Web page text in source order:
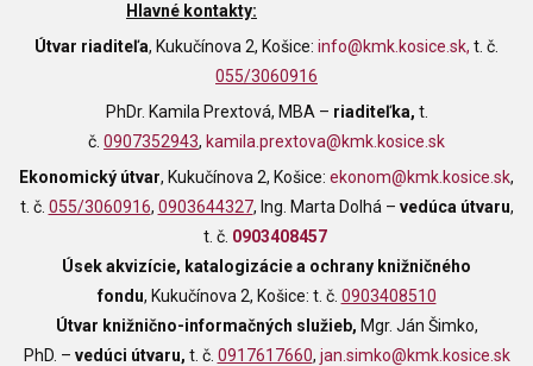
Hlavné kontakty:
Útvar riaditeľa, Kukučínova 2, Košice: info@kmk.kosice.sk, t. č.
055/3060916
PhDr. Kamila Prextová, MBA –⁠⁠⁠⁠⁠⁠ riaditeľka, t.
č. 0907352943, kamila.prextova@kmk.kosice.sk
Ekonomický útvar, Kukučínova 2, Košice: ekonom@kmk.kosice.sk,
t. č. 055/3060916, 0903644327, Ing. Marta Dolhá –⁠⁠⁠⁠⁠⁠ vedúca útvaru,
t. č. 0903408457
Úsek akvizície, katalogizácie a ochrany knižničného
fondu, Kukučínova 2, Košice: t. č. 0903408510
Útvar knižnično-informačných služieb, Mgr. Ján Šimko,
PhD. –⁠⁠⁠⁠⁠⁠ vedúci útvaru, t. č. 0917617660, jan.simko@kmk.kosice.sk